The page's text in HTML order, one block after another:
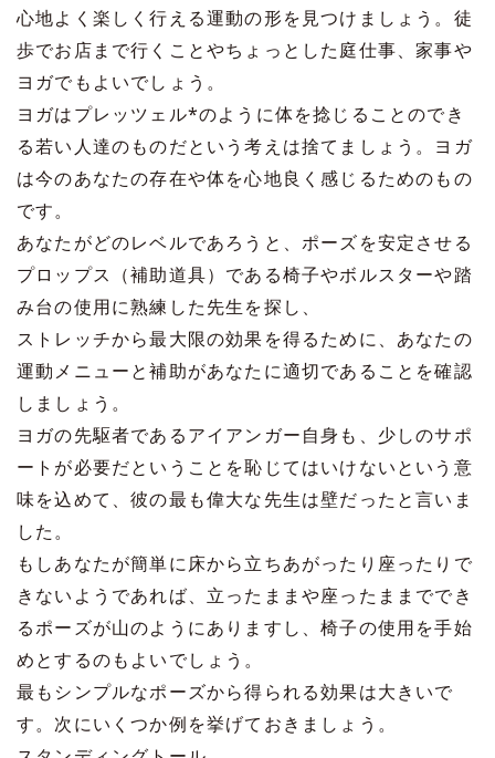
心地よく楽しく行える運動の形を見つけましょう。徒
歩でお店まで行くことやちょっとした庭仕事、家事や
ヨガでもよいでしょう。
ヨガはプレッツェル*のように体を捻じることのでき
る若い人達のものだという考えは捨てましょう。ヨガ
は今のあなたの存在や体を心地良く感じるためのもの
です。
あなたがどのレベルであろうと、ポーズを安定させる
プロップス（補助道具）である椅子やボルスターや踏
み台の使用に熟練した先生を探し、
ストレッチから最大限の効果を得るために、あなたの
運動メニューと補助があなたに適切であることを確認
しましょう。
ヨガの先駆者であるアイアンガー自身も、少しのサポ
ートが必要だということを恥じてはいけないという意
味を込めて、彼の最も偉大な先生は壁だったと言いま
した。
もしあなたが簡単に床から立ちあがったり座ったりで
きないようであれば、立ったままや座ったままででき
るポーズが山のようにありますし、椅子の使用を手始
めとするのもよいでしょう。
最もシンプルなポーズから得られる効果は大きいで
す。次にいくつか例を挙げておきましょう。